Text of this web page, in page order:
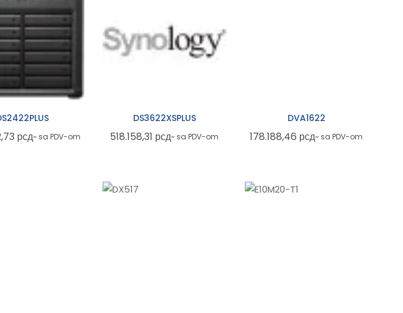
рсд~ sa PDV-om
DS3622XSPLUS
518.158,31 рсд~ sa PDV-om
DVA1622
178.188,46 рсд~ sa PDV-om